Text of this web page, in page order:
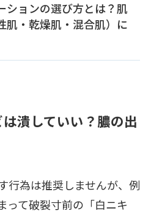
ションの選び方とは？肌
肌・乾燥肌・混合肌）に
は潰していい？膿の出
行為は推奨しませんが、例
って破裂寸前の「白ニキ